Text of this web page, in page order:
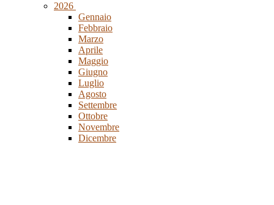
2026
Gennaio
Febbraio
Marzo
Aprile
Maggio
Giugno
Luglio
Agosto
Settembre
Ottobre
Novembre
Dicembre